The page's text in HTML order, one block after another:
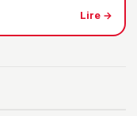
Lire →